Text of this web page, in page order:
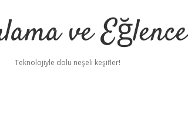
ve Eğlence
Teknolojiyle dolu neşeli keşifler!